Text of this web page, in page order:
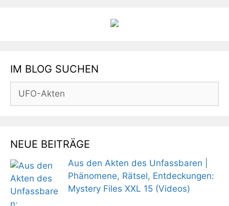
IM BLOG SUCHEN
nach:
NEUE BEITRÄGE
Aus den Akten des Unfassbaren |
Phänomene, Rätsel, Entdeckungen:
Mystery Files XXL 15 (Videos)